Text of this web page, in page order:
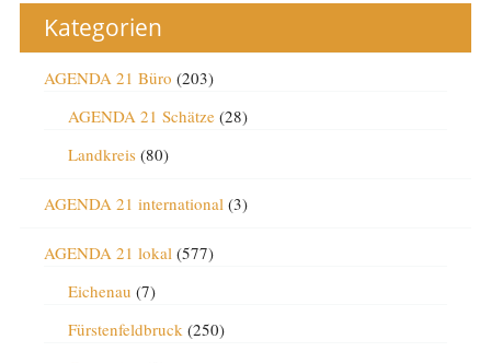
Kategorien
AGENDA 21 Büro (203)
AGENDA 21 Schätze(28)
Landkreis(80)
AGENDA 21 international(3)
AGENDA 21 lokal(577)
Eichenau (7)
Fürstenfeldbruck(250)